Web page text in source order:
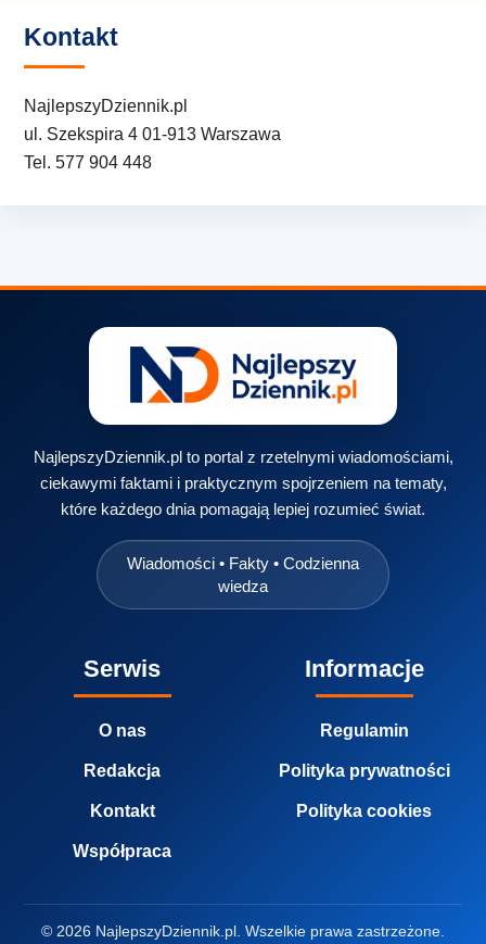
Kontakt
NajlepszyDziennik.pl
ul. Szekspira 4 01-913 Warszawa
Tel. 577 904 448
NajlepszyDziennik.pl to portal z rzetelnymi wiadomościami,
ciekawymi faktami i praktycznym spojrzeniem na tematy,
które każdego dnia pomagają lepiej rozumieć świat.
Wiadomości • Fakty • Codzienna
wiedza
Serwis
O nas
Redakcja
Kontakt
Współpraca
Informacje
Regulamin
Polityka prywatności
Polityka cookies
© 2026 NajlepszyDziennik.pl. Wszelkie prawa zastrzeżone.